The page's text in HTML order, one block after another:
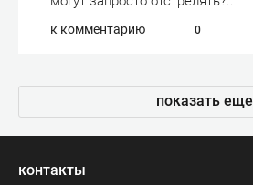
к комментарию 0
показать еще
контакты